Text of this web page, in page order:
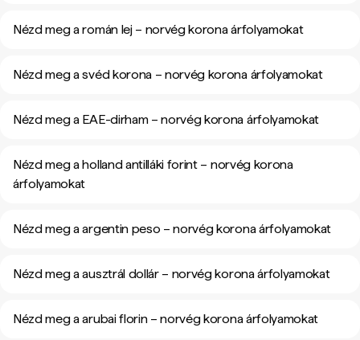
Nézd meg a román lej – norvég korona árfolyamokat
Nézd meg a svéd korona – norvég korona árfolyamokat
Nézd meg a EAE-dirham – norvég korona árfolyamokat
Nézd meg a holland antilláki forint – norvég korona
árfolyamokat
Nézd meg a argentin peso – norvég korona árfolyamokat
Nézd meg a ausztrál dollár – norvég korona árfolyamokat
Nézd meg a arubai florin – norvég korona árfolyamokat